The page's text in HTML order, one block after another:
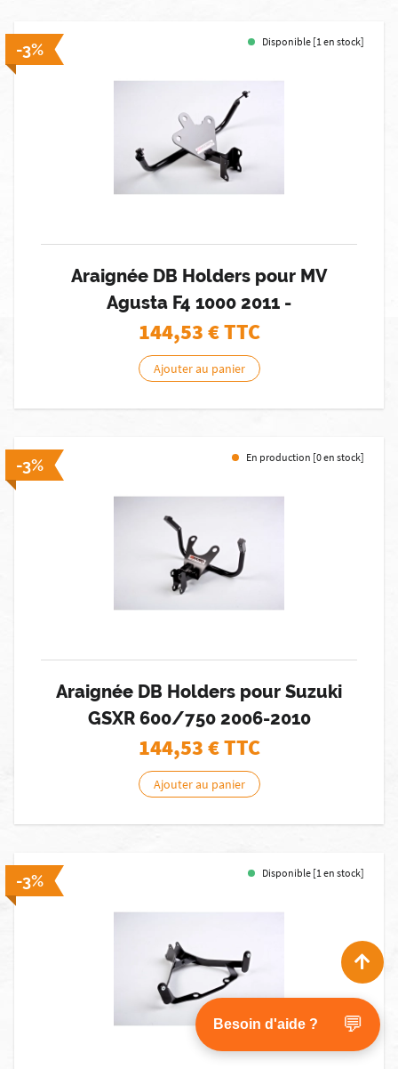
-3% Disponible [1 en stock]
Araignée DB Holders pour MV
Agusta F4 1000 2011 -
144,53€ TTC
Ajouter au panier
-3% En production [0 en stock]
Araignée DB Holders pour Suzuki
GSXR 600/750 2006-2010
144,53€ TTC
Ajouter au panier
-3% Disponible [1 en stock]
Besoin d'aide ? 💬